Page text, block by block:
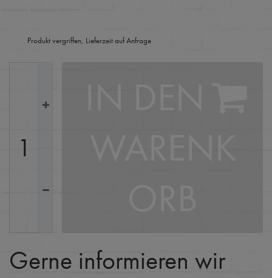
Produkt vergriffen, Lieferzeit auf Anfrage
Gerne informieren wir